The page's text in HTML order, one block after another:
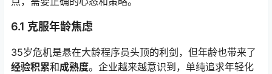
6.1 克服年龄焦虑
35岁危机是悬在大龄程序员头顶的利剑，但年龄也带来了
经验积累和成熟度。企业越来越意识到，单纯追求年轻化